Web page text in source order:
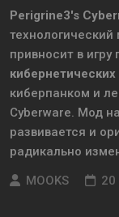
Perigrine3's
привносит в
киберпанком и
Cyberware. Мод
развивается и
радикально
MOOKS